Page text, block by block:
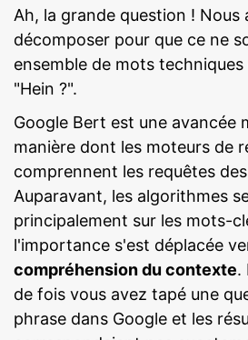
Ah, la grande question ! Nous
décomposer pour que ce ne
ensemble de mots
"Hein ?".
Google Bert est une avancée
manière dont les moteurs de
comprennent les requêtes
Auparavant, les algorithmes
principalement sur les mots-
l'importance s'est déplacée
compréhension du contexte.
de fois vous avez tapé une
phrase dans Google et les